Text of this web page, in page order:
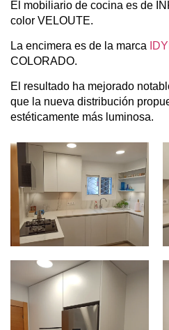
El mobiliario de cocina es de
color VELOUTE.
La encimera es de la marca
COLORADO.
El resultado ha mejorado
que la nueva distribución
estéticamente más luminosa.